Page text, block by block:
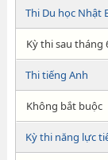
Thi Du học Nhật
Kỳ thi sau tháng
Thi tiếng Anh
Không bắt buộc
Kỳ thi năng lực